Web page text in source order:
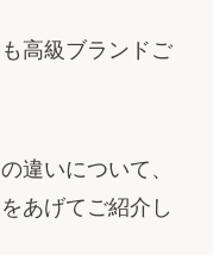
高級ブランドご
違いについて、
あげてご紹介し